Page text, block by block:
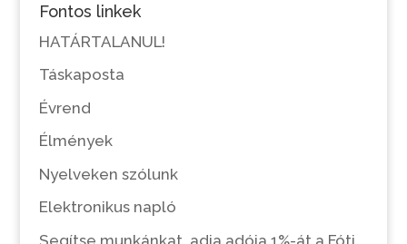
Fontos linkek
HATÁRTALANUL!
Táskaposta
Évrend
Élmények
Nyelveken szólunk
Elektronikus napló
Segítse munkánkat, adja adója 1%-át a Fóti